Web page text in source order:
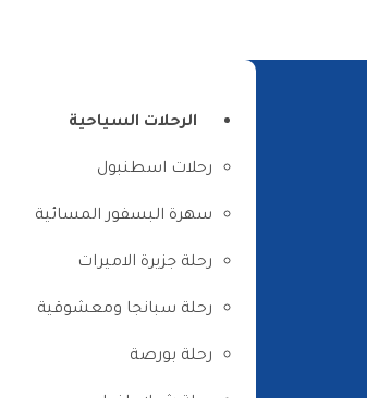
الرحلات السياحية
رحلات اسطنبول
سهرة البسفور المسائية
رحلة جزيرة الاميرات
رحلة سبانجا ومعشوقية
رحلة بورصة